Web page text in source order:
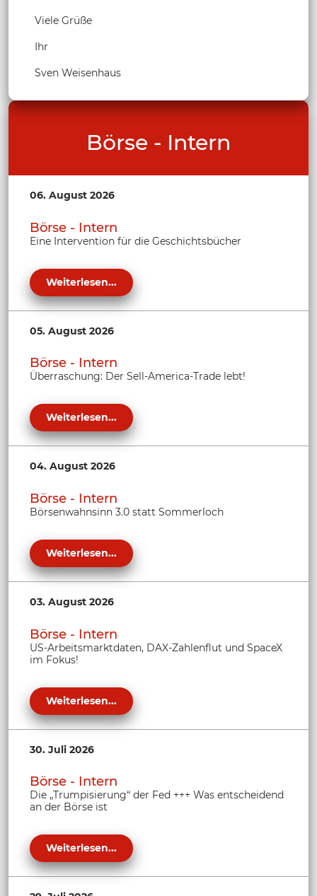
Viele Grüße
Ihr
Sven Weisenhaus
Börse - Intern
06. August 2026
Börse - Intern
Eine Intervention für die Geschichtsbücher
Weiterlesen...
05. August 2026
Börse - Intern
Überraschung: Der Sell-America-Trade lebt!
Weiterlesen...
04. August 2026
Börse - Intern
Börsenwahnsinn 3.0 statt Sommerloch
Weiterlesen...
03. August 2026
Börse - Intern
US-Arbeitsmarktdaten, DAX-Zahlenflut und SpaceX
im Fokus!
Weiterlesen...
30. Juli 2026
Börse - Intern
Die „Trumpisierung“ der Fed +++ Was entscheidend
an der Börse ist
Weiterlesen...